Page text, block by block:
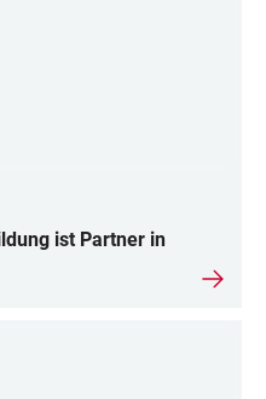
ist Partner in